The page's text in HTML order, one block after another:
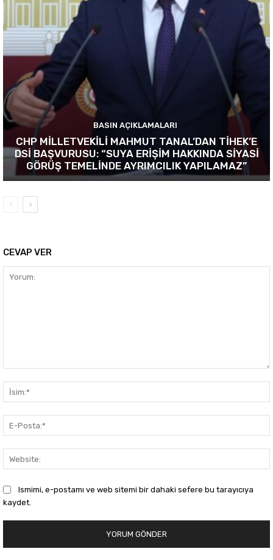
BASIN AÇIKLAMALARI
CHP MİLLETVEKİLİ MAHMUT TANAL’DAN TİHEK’E
DSİ BAŞVURUSU: “SUYA ERİŞİM HAKKINDA SİYASİ
GÖRÜŞ TEMELİNDE AYRIMCILIK YAPILAMAZ”
CEVAP VER
Ismimi, e-postamı ve web sitemi bir dahaki sefere bu tarayıcıya
kaydet.